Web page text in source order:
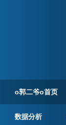
o郭二爷o首页
数据分析